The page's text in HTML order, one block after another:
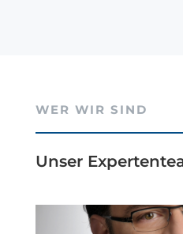
WER WIR SIND
Unser